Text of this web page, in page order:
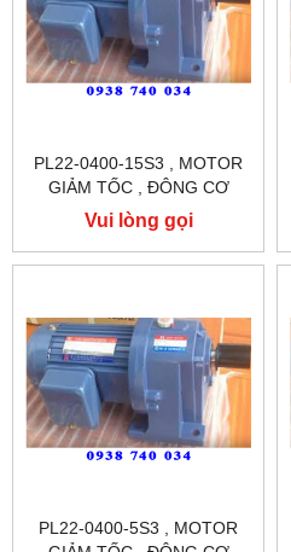
PL22-0400-15S3 , MOTOR
GIẢM TỐC , ĐÔNG CƠ
GIẢM TỐC CHÂN ĐẾ
TUNGLEE
Vui lòng gọi
PL22-0400-5S3 , MOTOR